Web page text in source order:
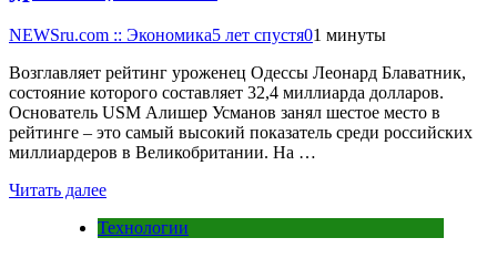
NEWSru.com :: Экономика5 лет спустя01 минуты
Возглавляет рейтинг уроженец Одессы Леонард Блаватник,
состояние которого составляет 32,4 миллиарда долларов.
Основатель USM Алишер Усманов занял шестое место в
рейтинге – это самый высокий показатель среди российских
миллиардеров в Великобритании. На …
Читать далее
Технологии